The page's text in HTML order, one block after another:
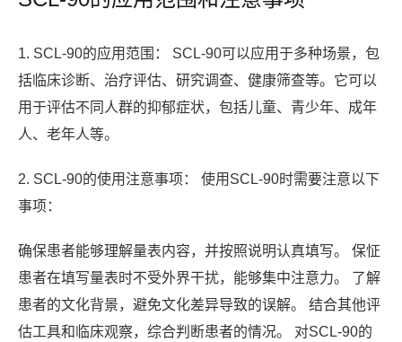
1. SCL-90的应用范围： SCL-90可以应用于多种场景，包
括临床诊断、治疗评估、研究调查、健康筛查等。它可以
用于评估不同人群的抑郁症状，包括儿童、青少年、成年
人、老年人等。
2. SCL-90的使用注意事项： 使用SCL-90时需要注意以下
事项：
确保患者能够理解量表内容，并按照说明认真填写。 保怔
患者在填写量表时不受外界干扰，能够集中注意力。 了解
患者的文化背景，避免文化差异导致的误解。 结合其他评
估工具和临床观察，综合判断患者的情况。 对SCL-90的